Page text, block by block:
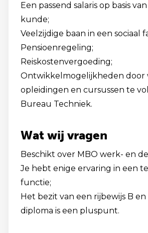
Een passend salaris op basis
kunde;
Veelzijdige baan in een sociaal
Pensioenregeling;
Reiskostenvergoeding;
Ontwikkelmogelijkheden door
opleidingen en cursussen te
Bureau Techniek.
Wat wij vragen
Beschikt over MBO werk- en
Je hebt enige ervaring in een
functie;
Het bezit van een rijbewijs B en
diploma is een pluspunt.